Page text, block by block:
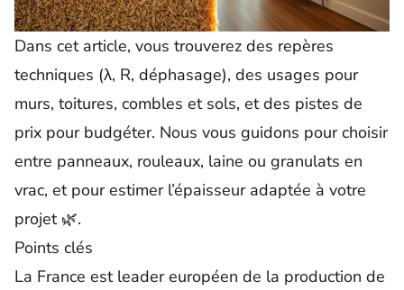
Dans cet article, vous trouverez des repères
techniques (λ, R, déphasage), des usages pour
murs, toitures, combles et sols, et des pistes de
prix pour budgéter. Nous vous guidons pour choisir
entre panneaux, rouleaux, laine ou granulats en
vrac, et pour estimer l’épaisseur adaptée à votre
projet 🌿.
Points clés
La France est leader européen de la production de